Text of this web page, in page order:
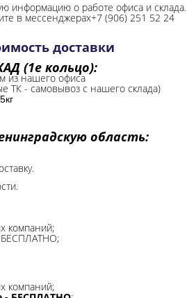
информацию о работе офиса и склада.
в мессенджерах+7 (906) 251 52 24
доставки
(1е кольцо):
из нашего офиса
ТК - самовывоз с нашего склада)
область:
компаний;
БЕСПЛАТНО;
компаний;